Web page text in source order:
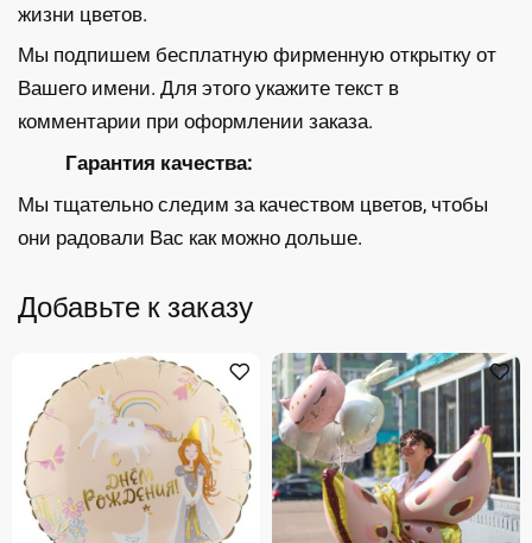
жизни цветов.
Мы подпишем бесплатную фирменную открытку от
Вашего имени. Для этого укажите текст в
комментарии при оформлении заказа.
Гарантия качества:
Мы тщательно следим за качеством цветов, чтобы
они радовали Вас как можно дольше.
Добавьте к заказу